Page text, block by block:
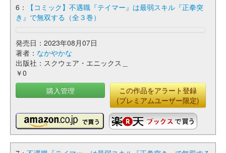
6：
【コミック】不遇職『テイマー』は最弱スキル『正拳突
き』で無双する（全３巻）
発売日：2023年08月07日
著者： なかやかな
出版社：スクウェア・エニックス＿
￥0
購入管理
この作品をアラート登録
(プレミアムユーザー限定)